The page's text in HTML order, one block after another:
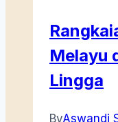
Melayu
Lingga
ByAswandi